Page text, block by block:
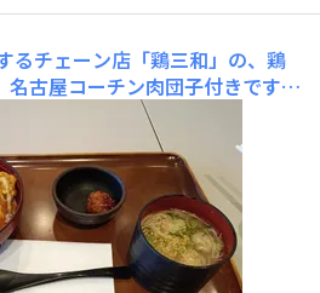
るチェーン店「鶏三和」の、鶏
古屋コーチン肉団子付きです
ららぽー◯で食べましたどれ
足です😋 ショッピングモール
店しているようですね